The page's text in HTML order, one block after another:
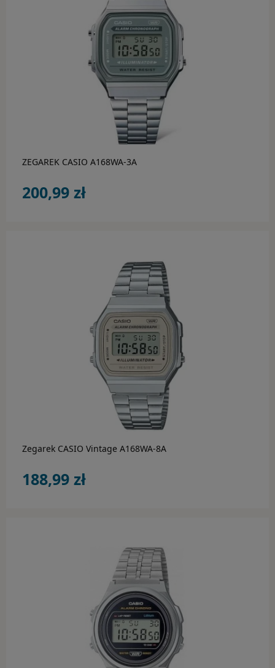
Guess Factory
Guess by Marciano
Jimmy Choo
Inne marki
Guess
BIŻUTERIA
Diesel
Bossart
Inne marki
Guess
Hugo Boss
Daniel Wellington
Emporio Armani
Luminox
Lacoste
Calvin Klein
Ania Haie
ZEGAREK CASIO A168WA-3A
200,99 zł
do koszyka
Zegarek CASIO Vintage A168WA-8A
188,99 zł
do koszyka